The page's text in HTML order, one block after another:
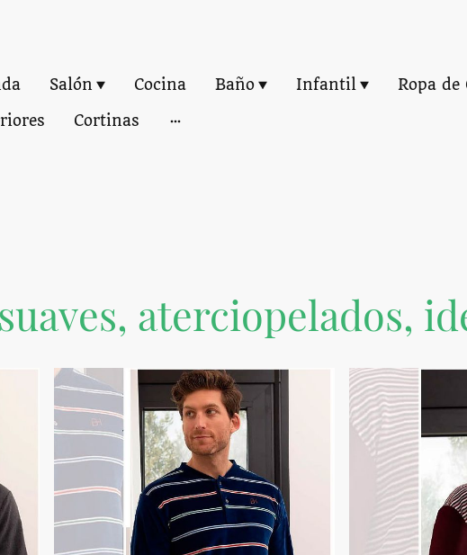
Salón Cocina Baño Infantil Ropa de
Cortinas
aterciopelados,